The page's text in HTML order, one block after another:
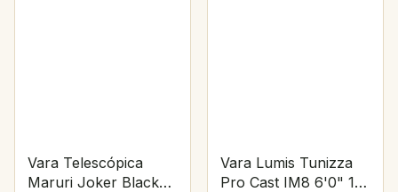
Vara Telescópica
Maruri Joker Black
Vara Lumis Tunizza
Pro Cast IM8 6'0" 15-